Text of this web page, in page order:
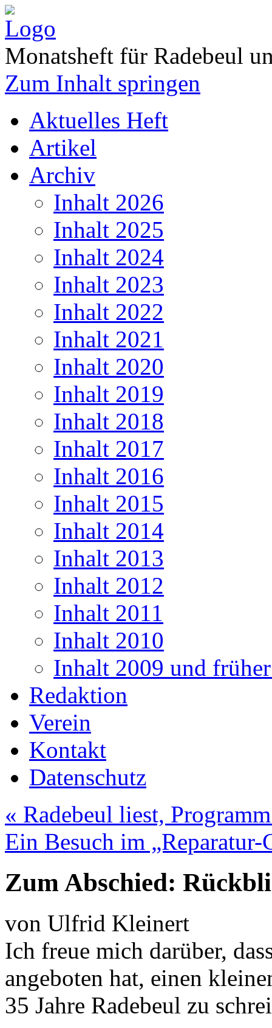
Monatsheft für Radebeul
Zum Inhalt springen
Aktuelles Heft
Artikel
Archiv
Inhalt 2026
Inhalt 2025
Inhalt 2024
Inhalt 2023
Inhalt 2022
Inhalt 2021
Inhalt 2020
Inhalt 2019
Inhalt 2018
Inhalt 2017
Inhalt 2016
Inhalt 2015
Inhalt 2014
Inhalt 2013
Inhalt 2012
Inhalt 2011
Inhalt 2010
Inhalt 2009 und
Redaktion
Verein
Kontakt
Datenschutz
« Radebeul liest,
Ein Besuch im
Zum Abschied:
von Ulfrid Kleinert
Ich freue mich darüber,
angeboten hat, einen
35 Jahre Radebeul zu